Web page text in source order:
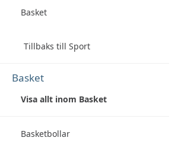
Basket
Tillbaks till Sport
Basket
Visa allt inom Basket
Basketbollar